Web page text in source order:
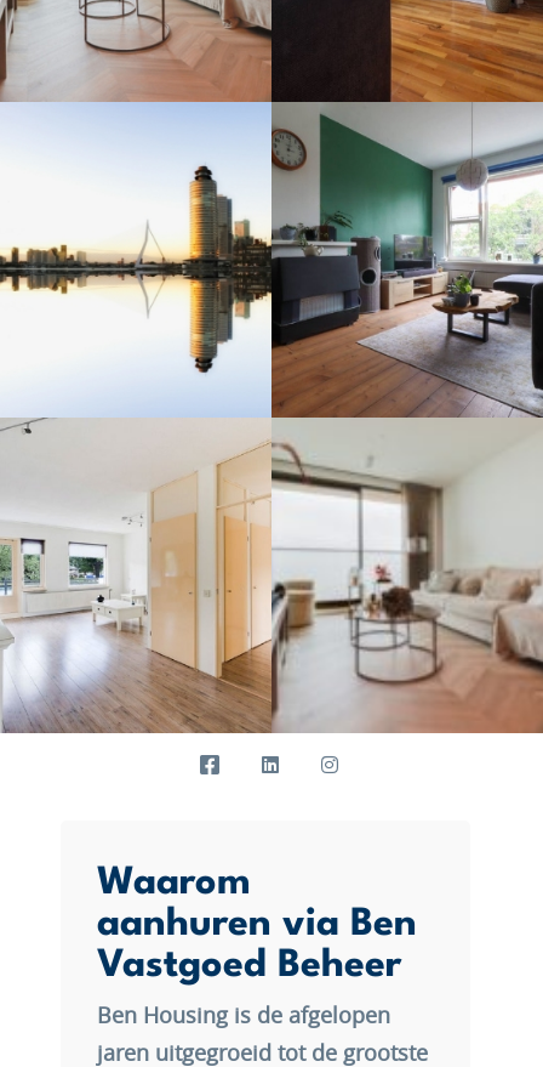
Waarom
aanhuren via Ben
Vastgoed Beheer
Ben Housing is de afgelopen
jaren uitgegroeid tot de grootste